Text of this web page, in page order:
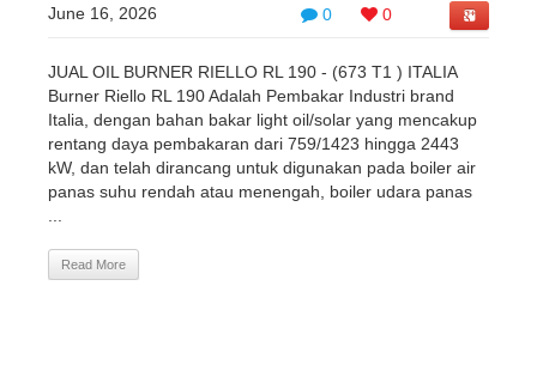
0 0
June 16, 2026
JUAL OIL BURNER RIELLO RL 190 - (673 T1 ) ITALIA
Burner Riello RL 190 Adalah Pembakar Industri brand
Italia, dengan bahan bakar light oil/solar yang mencakup
rentang daya pembakaran dari 759/1423 hingga 2443
kW, dan telah dirancang untuk digunakan pada boiler air
panas suhu rendah atau menengah, boiler udara panas
Read More